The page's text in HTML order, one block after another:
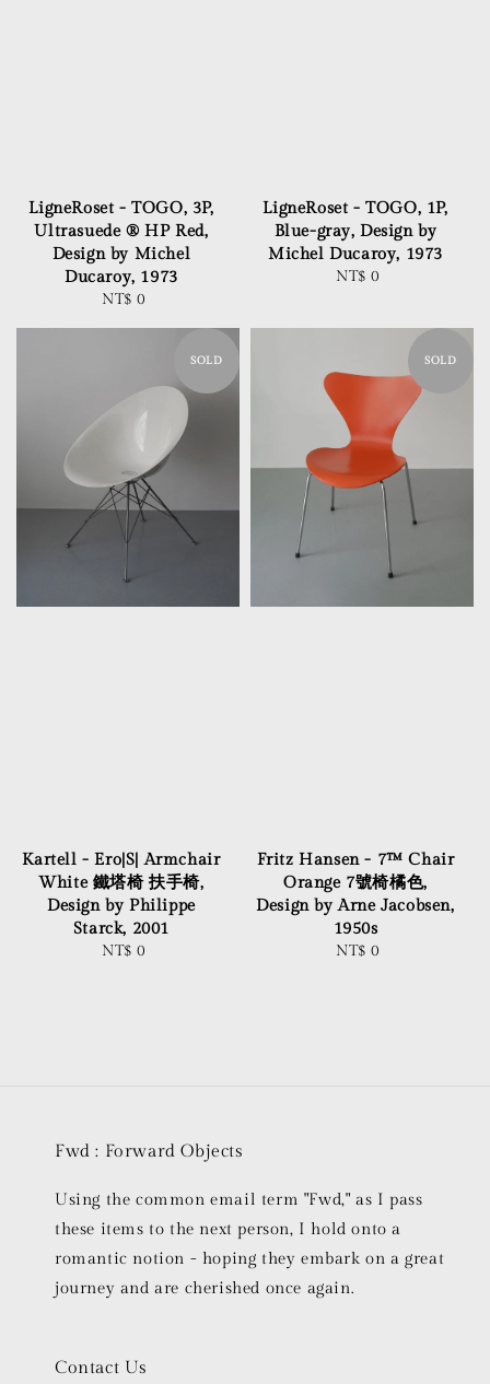
LigneRoset - TOGO, 3P,
Ultrasuede ® HP Red,
Design by Michel
Ducaroy, 1973
Regular
NT$ 0
LigneRoset - TOGO, 1P,
Blue-gray, Design by
Michel Ducaroy, 1973
Regular
NT$ 0
SOLD
Kartell - Ero|S| Armchair
White 鐵塔椅 扶手椅,
Design by Philippe
Starck, 2001
Regular
NT$ 0
SOLD
Fritz Hansen - 7™ Chair
Orange 7號椅橘色,
Design by Arne Jacobsen,
1950s
Regular
NT$ 0
Fwd : Forward Objects
Using the common email term "Fwd," as I pass
these items to the next person, I hold onto a
romantic notion - hoping they embark on a great
journey and are cherished once again.
Contact Us